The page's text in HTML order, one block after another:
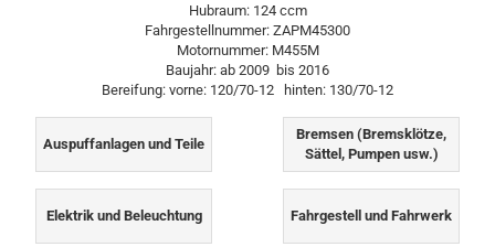
Hubraum: 124 ccm
Fahrgestellnummer: ZAPM45300
Motornummer: M455M
Baujahr: ab 2009 bis 2016
Bereifung: vorne: 120/70-12 hinten: 130/70-12
Auspuffanlagen und Teile
Bremsen (Bremsklötze,
Sättel, Pumpen usw.)
Elektrik und Beleuchtung Fahrgestell und Fahrwerk